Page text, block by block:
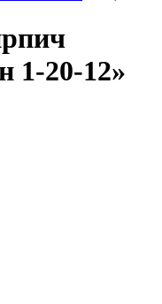
1-20-12»